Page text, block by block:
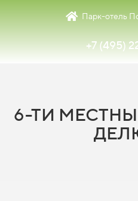
Парк-отель
+7 (495)
6-ТИ